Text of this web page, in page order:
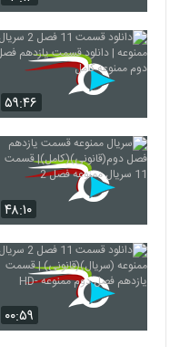
۵۹:۴۶
۴۸:۱۰
۰۰:۵۹